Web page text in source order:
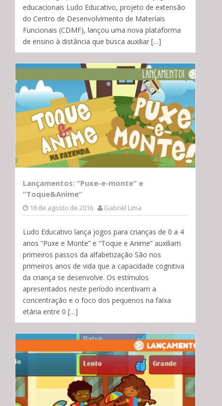
educacionais Ludo Educativo, projeto de extensão
do Centro de Desenvolvimento de Materiais
Funcionais (CDMF), lançou uma nova plataforma
de ensino à distância que busca auxiliar […]
Lançamentos: “Puxe-e-monte” e
“Toque&Anime”
18 de agosto de 2016 Gabriel Lima
Ludo Educativo lança jogos para crianças de 0 a 4
anos “Puxe e Monte” e “Toque e Anime” auxiliam
primeiros passos da alfabetização São nos
primeiros anos de vida que a capacidade cognitiva
da criança se desenvolve. Os estímulos
apresentados neste período incentivam a
concentração e o foco dos pequenos na faixa
etária entre 0 […]